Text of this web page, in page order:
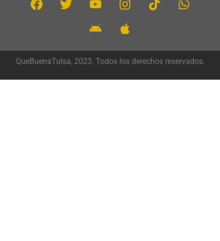
QueBuenaTulsa, 2023. Todos los derechos reservados.